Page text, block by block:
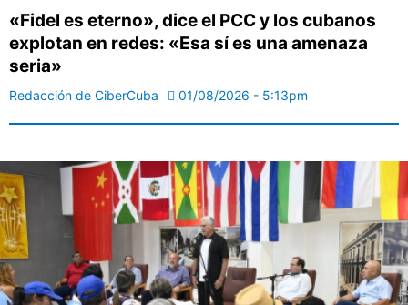
«Fidel es eterno», dice el PCC y los cubanos
explotan en redes: «Esa sí es una amenaza
seria»
Redacción de CiberCuba 01/08/2026 - 5:13pm